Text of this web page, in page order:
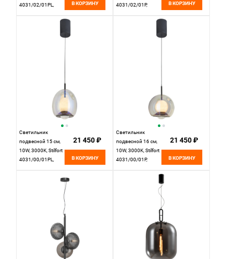
4031/02/01PL,
В КОРЗИНУ
4031/02/01P,
В КОРЗИНУ
Светильник
подвесной 15 см,
10W, 3000K, Stilfort
4031/00/01PL,
21 450 ₽
В КОРЗИНУ
Светильник
подвесной 16 см,
10W, 3000K, Stilfort
4031/00/01P,
21 450 ₽
В КОРЗИНУ